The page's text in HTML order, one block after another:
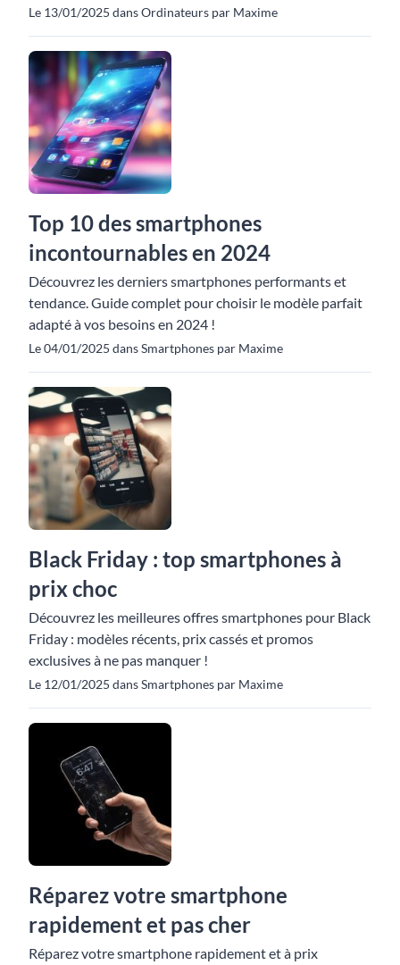
Le 13/01/2025 dans Ordinateurs par Maxime
Top 10 des smartphones
incontournables en 2024
Découvrez les derniers smartphones performants et
tendance. Guide complet pour choisir le modèle parfait
adapté à vos besoins en 2024 !
Le 04/01/2025 dans Smartphones par Maxime
Black Friday : top smartphones à
prix choc
Découvrez les meilleures offres smartphones pour Black
Friday : modèles récents, prix cassés et promos
exclusives à ne pas manquer !
Le 12/01/2025 dans Smartphones par Maxime
Réparez votre smartphone
rapidement et pas cher
Réparez votre smartphone rapidement et à prix